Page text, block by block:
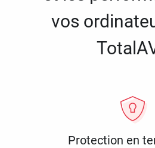
vos
Protection en